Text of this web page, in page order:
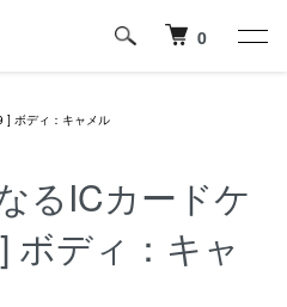
0
] ボディ：キャメル
るICカードケ
ボディ：キャ